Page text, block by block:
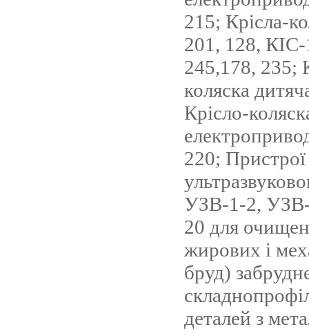
215; Крісла-
201, 128,
245,178, 235;
коляска
Крісло-
220; Пристрої
УЗВ-1-2,
20 для
жирових і
бруд)
деталей з